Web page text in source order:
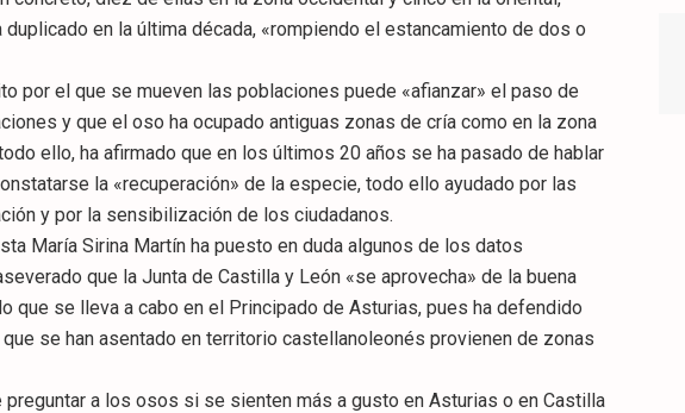
en la última década, «rompiendo el estancamiento de dos o
por el que se mueven las poblaciones puede «afianzar» el paso de
y que el oso ha ocupado antiguas zonas de cría como en la zona
ello, ha afirmado que en los últimos 20 años se ha pasado de hablar
la «recuperación» de la especie, todo ello ayudado por las
y por la sensibilización de los ciudadanos.
María Sirina Martín ha puesto en duda algunos de los datos
que la Junta de Castilla y León «se aprovecha» de la buena
que se lleva a cabo en el Principado de Asturias, pues ha defendido
se han asentado en territorio castellanoleonés provienen de zonas
preguntar a los osos si se sienten más a gusto en Asturias o en Castilla